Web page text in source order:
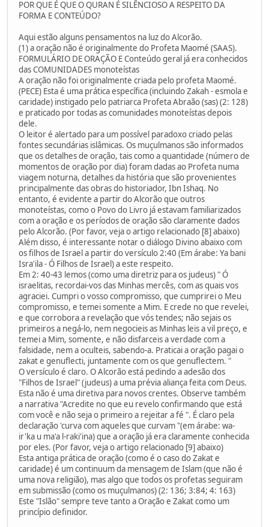
POR QUE É QUE O QURAN É SILÊNCIOSO A RESPEITO DA
FORMA E CONTEÚDO?
Aqui estão alguns pensamentos na luz do Alcorão.
(1) a oração não é originalmente do Profeta Maomé (SAAS).
FORMULÁRIO DE ORAÇÃO E Conteúdo geral já era conhecidos
das COMUNIDADES monoteístas
A oração não foi originalmente criada pelo profeta Maomé.
(PECE) Esta é uma prática específica (incluindo Zakah - esmola e
caridade) instigado pelo patriarca Profeta Abraão (sas) (2: 128)
e praticado por todas as comunidades monoteístas depois
dele.
O leitor é alertado para um possível paradoxo criado pelas
fontes secundárias islâmicas. Os muçulmanos são informados
que os detalhes de oração, tais como a quantidade (número de
momentos de oração por dia) foram dadas ao Profeta numa
viagem noturna, detalhes da história que são provenientes
principalmente das obras do historiador, Ibn Ishaq. No
entanto, é evidente a partir do Alcorão que outros
monoteístas, como o Povo do Livro já estavam familiarizados
com a oração e os períodos de oração são claramente dados
pelo Alcorão. (Por favor, veja o artigo relacionado [8] abaixo)
Além disso, é interessante notar o diálogo Divino abaixo com
os filhos de Israel a partir do versículo 2:40 (Em árabe: Ya bani
Isra'ila - Ó Filhos de Israel) a este respeito.
Em 2: 40-43 lemos (como uma diretriz para os judeus) " Ó
israelitas, recordai-vos das Minhas mercês, com as quais vos
agraciei. Cumpri o vosso compromisso, que cumprirei o Meu
compromisso, e temei somente a Mim. E crede no que revelei,
e que corrobora a revelação que vós tendes; não sejais os
primeiros a negá-lo, nem negocieis as Minhas leis a vil preço, e
temei a Mim, somente, e não disfarceis a verdade com a
falsidade, nem a oculteis, sabendo-a. Praticai a oração pagai o
zakat e genuflecti, juntamente com os que genuflectem. "
O versículo é claro. O Alcorão está pedindo a adesão dos
"Filhos de Israel" (judeus) a uma prévia aliança feita com Deus.
Esta não é uma diretiva para novos crentes. Observe também
a narrativa "Acredite no que eu revelo confirmando que está
com você e não seja o primeiro a rejeitar a fé ". É claro pela
declaração 'curva com aqueles que curvam "(em árabe: wa-
ir'ka u ma'a l-raki'ina) que a oração já era claramente conhecida
por eles. (Por favor, veja o artigo relacionado [9] abaixo)
Esta antiga prática de oração (como é o caso do Zakat e
caridade) é um continuum da mensagem de Islam (que não é
uma nova religião), mas algo que todos os profetas seguiram
em submissão (como os muçulmanos) (2: 136; 3:84; 4: 163)
Este "Islão" sempre teve tanto a Oração e Zakat como um
princípio definidor.